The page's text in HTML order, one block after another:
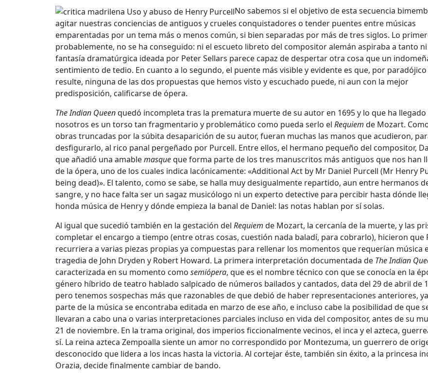
No sabemos si el objetivo de esta secuencia
agitar nuestras conciencias de antiguos y crueles conquistadores o tender puentes entre músicas
emparentadas por un tema más o menos común, si bien separadas por más de tres siglos. Lo
probablemente, no se ha conseguido: ni el escueto libreto del compositor alemán aspiraba a tanto ni
fantasía dramatúrgica ideada por Peter Sellars parece capaz de despertar otra cosa que un
sentimiento de tedio. En cuanto a lo segundo, el puente más visible y evidente es que, por
resulte, ninguna de las dos propuestas que hemos visto y escuchado puede, ni aun con la mejor
predisposición, calificarse de ópera.
The Indian Queenquedó incompleta tras la prematura muerte de su autor en 1695 y lo que ha llegado
nosotros es un torso tan fragmentario y problemático como pueda serlo el Requiem de Mozart.
obras truncadas por la súbita desaparición de su autor, fueran muchas las manos que acudieron,
desfigurarlo, al rico panal pergeñado por Purcell. Entre ellos, el hermano pequeño del compositor,
que añadió una amablemasqueque forma parte de los tres manuscritos más antiguos que nos han
de la ópera, uno de los cuales indica lacónicamente: «Additional Act by Mr Daniel Purcell (Mr Henry
being dead)». El talento, como se sabe, se halla muy desigualmente repartido, aun entre hermanos
sangre, y no hace falta ser un sagaz musicólogo ni un experto detective para percibir hasta dónde
honda música de Henry y dónde empieza la banal de Daniel: las notas hablan por sí solas.
Al igual que sucedió también en la gestación del Requiem de Mozart, la cercanía de la muerte, y las
completar el encargo a tiempo (entre otras cosas, cuestión nada baladí, para cobrarlo), hicieron que
recurriera a varias piezas propias ya compuestas para rellenar los momentos que requerían música
tragedia de John Dryden y Robert Howard. La primera interpretación documentada de The Indian
caracterizada en su momento como semiópera, que es el nombre técnico con que se conocía en la
género híbrido de teatro hablado salpicado de números bailados y cantados, data del 29 de abril de
pero tenemos sospechas más que razonables de que debió de haber representaciones anteriores,
parte de la música se encontraba editada en marzo de ese año, e incluso cabe la posibilidad de que
llevaran a cabo una o varias interpretaciones parciales incluso en vida del compositor, antes de su
21 de noviembre. En la trama original, dos imperios ficcionalmente vecinos, el inca y el azteca,
sí. La reina azteca Zempoalla siente un amor no correspondido por Montezuma, un guerrero de
desconocido que lidera a los incas hasta la victoria. Al cortejar éste, también sin éxito, a la princesa
Orazia, decide finalmente cambiar de bando.